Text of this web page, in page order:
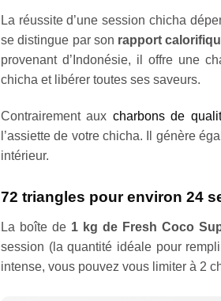
La réussite d’une session chicha
se distingue par son rapport
provenant d’Indonésie, il offre une
chicha et libérer toutes ses saveurs.
Contrairement aux charbons de
l’assiette de votre chicha. Il génère
intérieur.
72 triangles pour environ 24
La boîte de 1 kg de Fresh Coco
session (la quantité idéale pour
intense, vous pouvez vous limiter à 2